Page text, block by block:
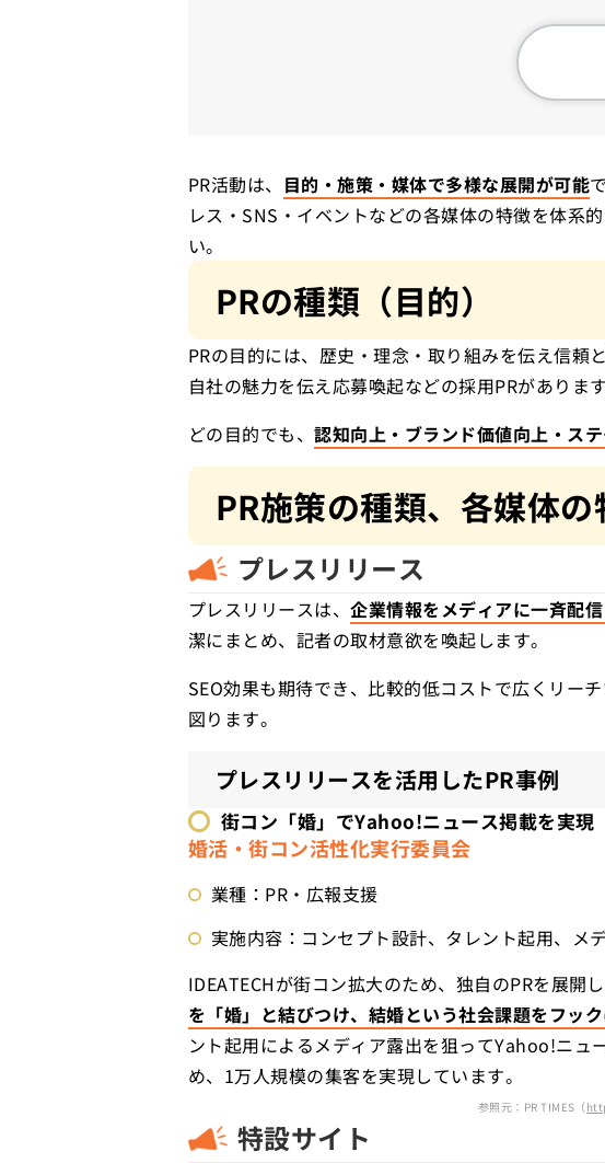
その他のPR手法
PR活動は、 目的・施策・媒体で多様な展開が可能
レス・SNS・イベントなどの各媒体の特徴を体系的
い。
PRの種類（目的）
PRの目的には、歴史・理念・取り組みを伝え信頼
自社の魅力を伝え応募喚起などの採用PRがあります
どの目的でも、認知向上・ブランド価値向上・ス
PR施策の種類、各媒体
プレスリリース
プレスリリースは、企業情報をメディアに一斉配
潔にまとめ、記者の取材意欲を喚起します。
SEO効果も期待でき、比較的低コストで広くリー
図ります。
プレスリリースを活用したPR事例
街コン「婚」でYahoo!ニュース掲載を実現
婚活・街コン活性化実行委員会
業種：PR・広報支援
実施内容：コンセプト設計、タレント起用、メ
IDEATECHが街コン拡大のため、独自のPRを展開
を「婚」と結びつけ、結婚という社会課題をフッ
ント起用によるメディア露出を狙ってYahoo!ニ
め、1万人規模の集客を実現しています。
参照元：PR TIMES（
特設サイト